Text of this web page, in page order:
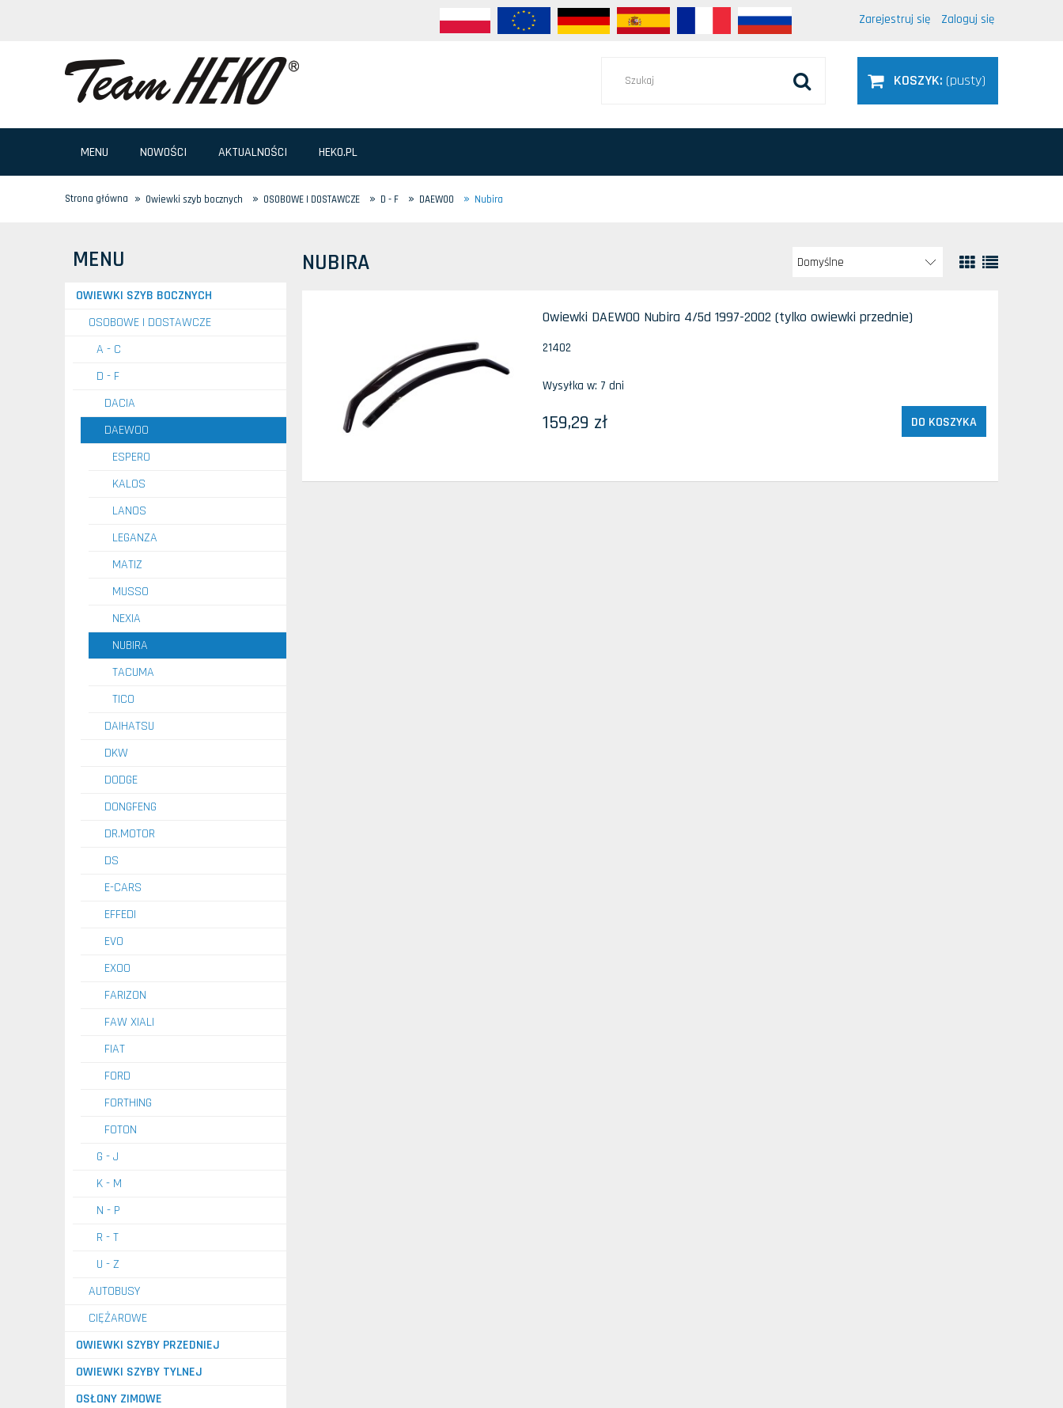
Zarejestruj się Zaloguj się
KOSZYK: (pusty)
MENU NOWOŚCI AKTUALNOŚCI HEKO.PL
Strona główna » Owiewki szyb bocznych » OSOBOWE I DOSTAWCZE » D - F » DAEWOO » Nubira
MENU
OWIEWKI SZYB BOCZNYCH
OSOBOWE I DOSTAWCZE
A - C
D - F
DACIA
DAEWOO
ESPERO
KALOS
LANOS
LEGANZA
MATIZ
MUSSO
NEXIA
NUBIRA
TACUMA
TICO
DAIHATSU
DKW
DODGE
DONGFENG
DR.MOTOR
DS
E-CARS
EFFEDI
EVO
EXOO
FARIZON
FAW XIALI
FIAT
FORD
FORTHING
FOTON
G - J
K - M
N - P
R - T
U - Z
AUTOBUSY
CIĘŻAROWE
OWIEWKI SZYBY PRZEDNIEJ
OWIEWKI SZYBY TYLNEJ
OSŁONY ZIMOWE
NUBIRA
Owiewki DAEWOO Nubira 4/5d 1997-2002 (tylko owiewki przednie)
21402
Wysyłka w: 7 dni
159,29 zł DO KOSZYKA